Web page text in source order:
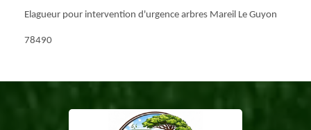
Elagueur pour intervention d'urgence arbres Mareil Le Guyon
78490